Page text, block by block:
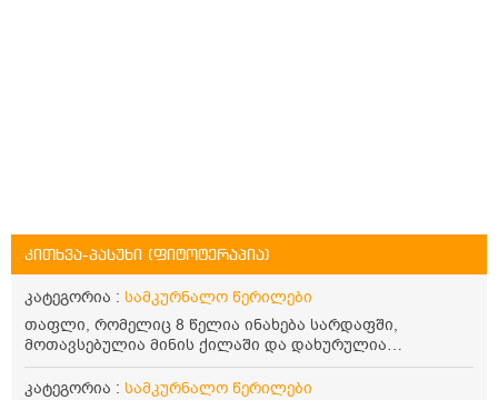
კითხვა-პასუხი (ფიტოტერაპია)
კატეგორია : სამკურნალო წერილები
თაფლი, რომელიც 8 წელია ინახება სარდაფში,
მოთავსებულია მინის ქილაში და დახურულია
პლასტმასის სახურავით. ექნება თუ არა შენარჩუნებული
სასარგებლო თვისებები და შეიძლება თუ არა მისი
კატეგორია : სამკურნალო წერილები